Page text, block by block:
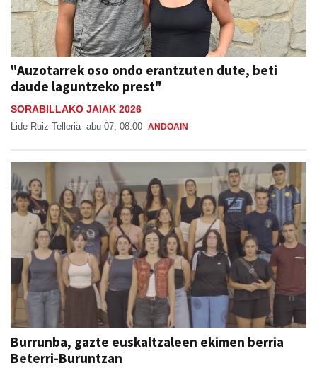
"Auzotarrek oso ondo erantzuten dute, beti
daude laguntzeko prest"
SORABILLAKO JAIAK 2026
Lide Ruiz Telleria abu 07, 08:00 ANDOAIN
Burrunba, gazte euskaltzaleen ekimen berria
Beterri-Buruntzan